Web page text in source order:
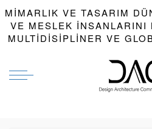
MIMARLIK VE TASARIM
VE MESLEK INSANLARINI
MULTIDISIPLINER VE